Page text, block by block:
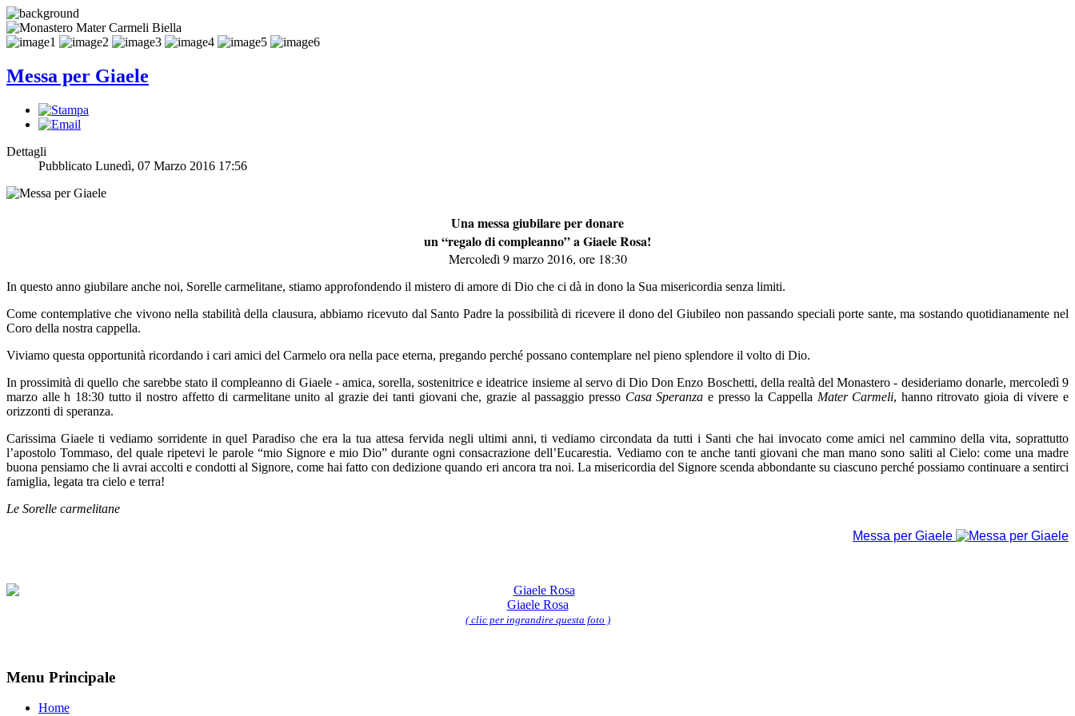
Messa per Giaele
Dettagli
Pubblicato Lunedì, 07 Marzo 2016 17:56
Una messa giubilare per donare
un “regalo di compleanno” a Giaele Rosa!
Mercoledì 9 marzo 2016, ore 18:30
In questo anno giubilare anche noi, Sorelle carmelitane, stiamo approfondendo il mistero di amore di Dio che ci dà in dono la Sua misericordia senza limiti.
Come contemplative che vivono nella stabilità della clausura, abbiamo ricevuto dal Santo Padre la possibilità di ricevere il dono del Giubileo non passando speciali porte sante, ma sostando quotidianamente nel
Coro della nostra cappella.
Viviamo questa opportunità ricordando i cari amici del Carmelo ora nella pace eterna, pregando perché possano contemplare nel pieno splendore il volto di Dio.
In prossimità di quello che sarebbe stato il compleanno di Giaele - amica, sorella, sostenitrice e ideatrice insieme al servo di Dio Don Enzo Boschetti, della realtà del Monastero - desideriamo donarle, mercoledì 9
marzo alle h 18:30 tutto il nostro affetto di carmelitane unito al grazie dei tanti giovani che, grazie al passaggio presso Casa Speranza e presso la Cappella Mater Carmeli, hanno ritrovato gioia di vivere e
orizzonti di speranza.
Carissima Giaele ti vediamo sorridente in quel Paradiso che era la tua attesa fervida negli ultimi anni, ti vediamo circondata da tutti i Santi che hai invocato come amici nel cammino della vita, soprattutto
l’apostolo Tommaso, del quale ripetevi le parole “mio Signore e mio Dio” durante ogni consacrazione dell’Eucarestia. Vediamo con te anche tanti giovani che man mano sono saliti al Cielo: come una madre
buona pensiamo che li avrai accolti e condotti al Signore, come hai fatto con dedizione quando eri ancora tra noi. La misericordia del Signore scenda abbondante su ciascuno perché possiamo continuare a sentirci
famiglia, legata tra cielo e terra!
Le Sorelle carmelitane
Messa per Giaele
Giaele Rosa
( clic per ingrandire questa foto )
Menu Principale
Home